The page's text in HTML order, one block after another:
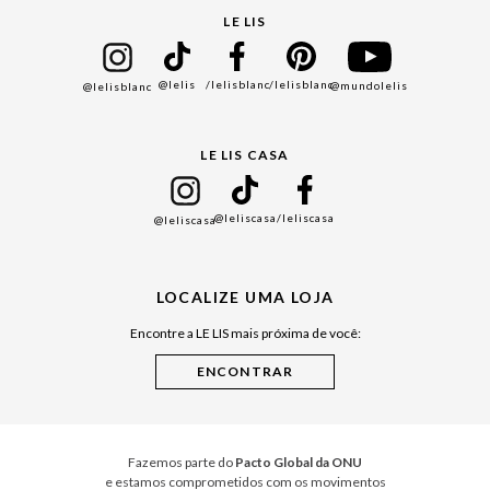
Black Friday
Cuidados Casa
LE LIS
@lelisblanc @lelis /lelisblanc/lelisblanc@mundolelis
LE LIS CASA
@leliscasa@leliscasa/leliscasa
LOCALIZE UMA LOJA
Encontre a LE LIS mais próxima de você:
Fazemos parte do Pacto Global da ONU
e estamos comprometidos com os movimentos